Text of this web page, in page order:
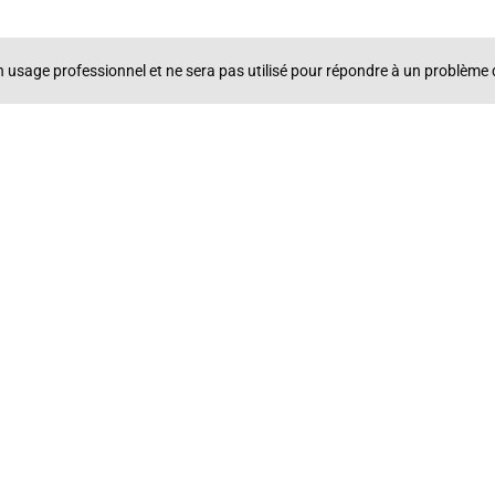
usage professionnel et ne sera pas utilisé pour répondre à un